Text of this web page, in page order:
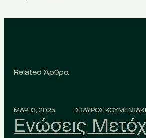
Related Άρθρα
ΜΑΡ 13, 2025 ΣΤΑΥΡΟΣ
Ενώσεις